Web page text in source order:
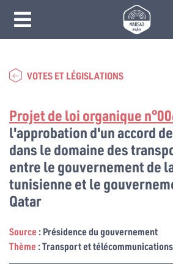
VOTES ET LÉGISLATIONS
Projet de loi organique
l'approbation d'un accord
dans le domaine des
entre le gouvernement de
tunisienne et le
Qatar
Source: Présidence du gouvernement
Thème: Transport et télécommunications